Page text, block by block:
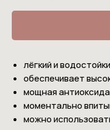
лёгкий и
обеспечивает
мощная
моментально
можно